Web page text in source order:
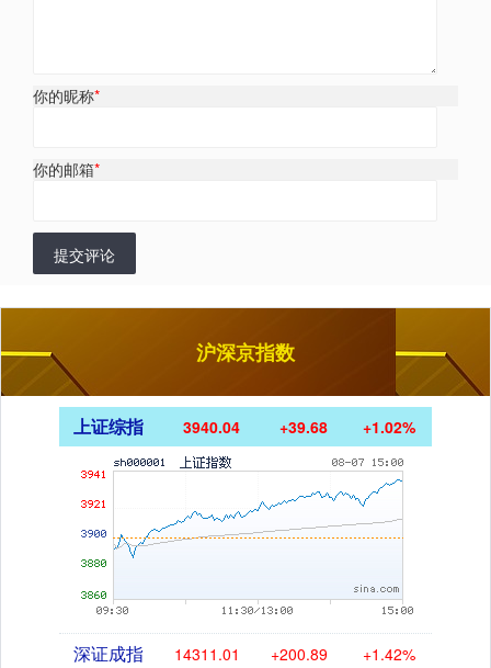
你的昵称*
你的邮箱*
提交评论
沪深京指数
上证综指 3940.04 +39.68 +1.02%
深证成指 14311.01 +200.89 +1.42%